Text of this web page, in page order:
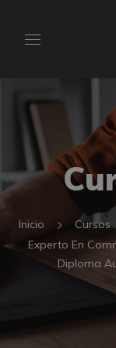
Inicio Cursos
Experto En
Diploma